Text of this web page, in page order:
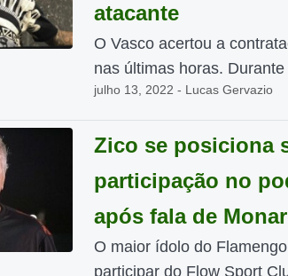
atacante
O Vasco acertou a
nas últimas horas.
julho 13, 2022 - Lucas Gervazio
Zico se posiciona
participação no
após fala de
O maior ídolo do
participar do Flow Sport